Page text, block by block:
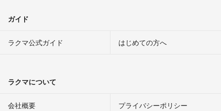
ガイド
ラクマ公式ガイド はじめての方へ
ラクマについて
会社概要 プライバシーポリシー